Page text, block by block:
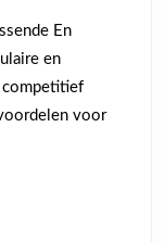
En
en
voor